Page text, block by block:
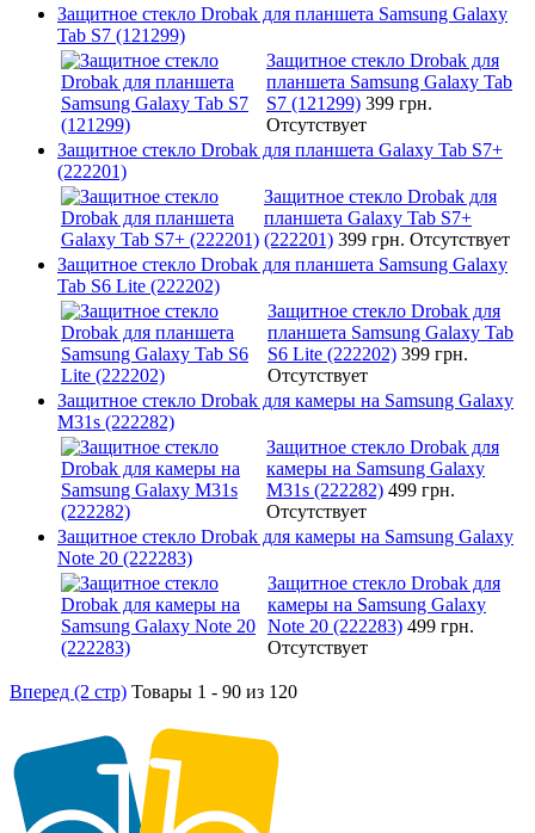
Защитное стекло Drobak для планшета Samsung Galaxy
Tab S7 (121299)
Защитное стекло Drobak для
планшета Samsung Galaxy Tab
S7 (121299) 399 грн.
Отсутствует
Защитное стекло Drobak для планшета Galaxy Tab S7+
(222201)
Защитное стекло Drobak для
планшета Galaxy Tab S7+
(222201) 399 грн. Отсутствует
Защитное стекло Drobak для планшета Samsung Galaxy
Tab S6 Lite (222202)
Защитное стекло Drobak для
планшета Samsung Galaxy Tab
S6 Lite (222202) 399 грн.
Отсутствует
Защитное стекло Drobak для камеры на Samsung Galaxy
M31s (222282)
Защитное стекло Drobak для
камеры на Samsung Galaxy
M31s (222282) 499 грн.
Отсутствует
Защитное стекло Drobak для камеры на Samsung Galaxy
Note 20 (222283)
Защитное стекло Drobak для
камеры на Samsung Galaxy
Note 20 (222283) 499 грн.
Отсутствует
Вперед (2 стр) Товары 1 - 90 из 120